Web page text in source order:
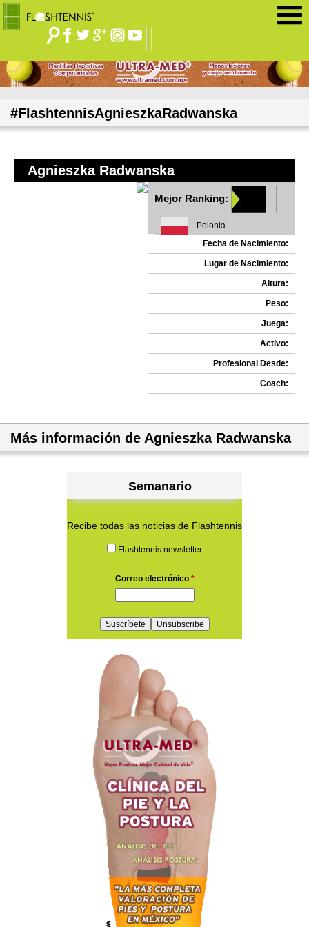
#FlashtennisAgnieszkaRadwanska
Agnieszka Radwanska
Mejor Ranking:
Polonia
Fecha de Nacimiento:
Lugar de Nacimiento:
Altura:
Peso:
Juega:
Activo:
Profesional Desde:
Coach:
Más información de Agnieszka Radwanska
Semanario
Recibe todas las noticias de Flashtennis
Flashtennis newsletter
Correo electrónico *